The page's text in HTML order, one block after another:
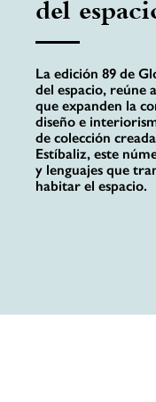
del
La edición 89 de
del espacio, reúne
que expanden la
diseño e
de colección
Estíbaliz, este
y lenguajes que
habitar el espacio.